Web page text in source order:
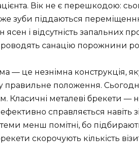
Вік не є перешкодою:
зуби піддаються
ясен і відсутність запальних
санацію порожнини
— це незнімна конструкція,
правильне положення.
Класичні металеві брекети —
справляється
менш помітні, бо
скорочують кількість